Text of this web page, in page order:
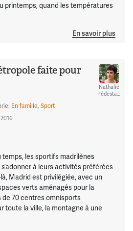
printemps, quand les températures
En savoir plus
faite pour
Nathalie
Pédestarres
En famille, Sport
les sportifs madrilènes
à leurs activités préférées
Madrid est privilégiée, avec un
verts aménagés pour la
de 70 centres omnisports
toute la ville, la montagne à une